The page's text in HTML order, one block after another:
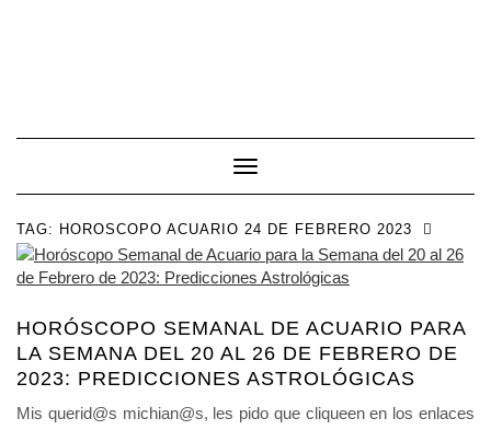
Toggle Navigation
TAG: HOROSCOPO ACUARIO 24 DE FEBRERO 2023
HORÓSCOPO SEMANAL DE ACUARIO PARA
LA SEMANA DEL 20 AL 26 DE FEBRERO DE
2023: PREDICCIONES ASTROLÓGICAS
Mis querid@s michian@s, les pido que cliqueen en los enlaces